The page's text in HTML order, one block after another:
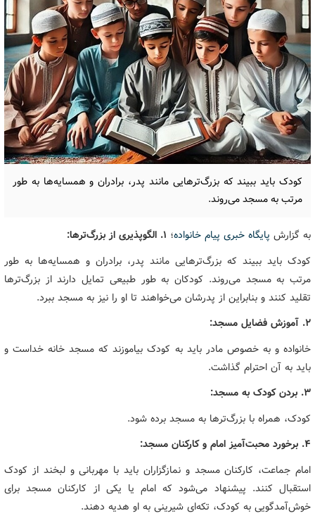
کودک باید ببیند که بزرگ‌ترهایی مانند پدر، برادران و همسایه‌ها به طور
مرتب به مسجد می‌روند.
به گزارش پایگاه خبری پیام خانواده؛ ۱. الگوپذیری از بزرگ‌ترها:
کودک باید ببیند که بزرگ‌ترهایی مانند پدر، برادران و همسایه‌ها به طور
مرتب به مسجد می‌روند. کودکان به طور طبیعی تمایل دارند از بزرگ‌ترها
تقلید کنند و بنابراین از پدرشان می‌خواهند تا او را نیز به مسجد ببرد.
۲. آموزش فضایل مسجد:
خانواده و به خصوص مادر باید به کودک بیاموزند که مسجد خانه خداست و
باید به آن احترام گذاشت.
۳. بردن کودک به مسجد:
کودک، همراه با بزرگ‌ترها به مسجد برده شود.
۴. برخورد محبت‌آمیز امام و کارکنان مسجد:
امام جماعت، کارکنان مسجد و نمازگزاران باید با مهربانی و لبخند از کودک
استقبال کنند. پیشنهاد می‌شود که امام یا یکی از کارکنان مسجد برای
خوش‌آمدگویی به کودک، تکه‌ای شیرینی به او هدیه دهند.